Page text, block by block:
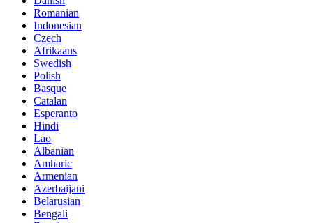
Romanian
Indonesian
Czech
Afrikaans
Swedish
Polish
Basque
Catalan
Esperanto
Hindi
Lao
Albanian
Amharic
Armenian
Azerbaijani
Belarusian
Bengali